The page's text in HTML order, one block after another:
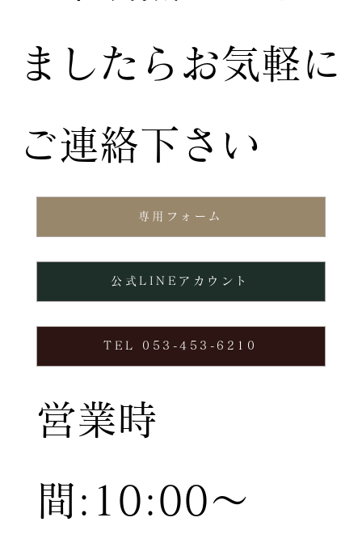
専用フォーム
TEL 053-453-6210
公式LINEアカウント
ましたらお気軽に
ご連絡下さい
営業時
間:10:00〜